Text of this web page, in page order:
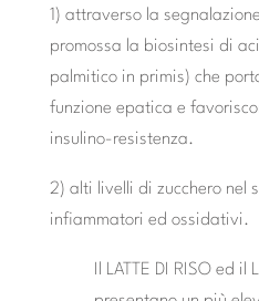
1) attraverso la
promossa la biosintesi di
palmitico in primis) che
funzione epatica e
insulino-resistenza.
2) alti livelli di zucchero nel
infiammatori ed ossidativi.
Il LATTE DI RISO ed il